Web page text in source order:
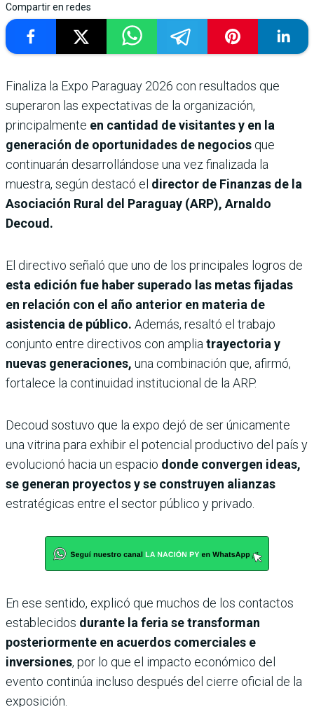
Compartir en redes
Finaliza la Expo Paraguay 2026 con resultados que
superaron las expectativas de la organización,
principalmente en cantidad de visitantes y en la
generación de oportunidades de negocios que
continuarán desarrollándose una vez finalizada la
muestra, según destacó el director de Finanzas de la
Asociación Rural del Paraguay (ARP), Arnaldo
Decoud.
El directivo señaló que uno de los principales logros de
esta edición fue haber superado las metas fijadas
en relación con el año anterior en materia de
asistencia de público. Además, resaltó el trabajo
conjunto entre directivos con amplia trayectoria y
nuevas generaciones, una combinación que, afirmó,
fortalece la continuidad institucional de la ARP.
Decoud sostuvo que la expo dejó de ser únicamente
una vitrina para exhibir el potencial productivo del país y
evolucionó hacia un espacio donde convergen ideas,
se generan proyectos y se construyen alianzas
estratégicas entre el sector público y privado.
En ese sentido, explicó que muchos de los contactos
establecidos durante la feria se transforman
posteriormente en acuerdos comerciales e
inversiones, por lo que el impacto económico del
evento continúa incluso después del cierre oficial de la
exposición.